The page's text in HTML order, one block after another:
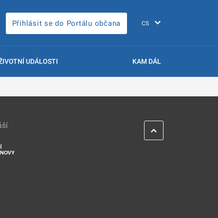
Přihlásit se do Portálu občana
UDÁLOSTI KAM DÁL